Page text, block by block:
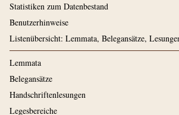
Statistiken zum Datenbestand
Benutzerhinweise
Listenübersicht: Lemmata, Belegansätze,
Lemmata
Belegansätze
Handschriftenlesungen
Legesbereiche